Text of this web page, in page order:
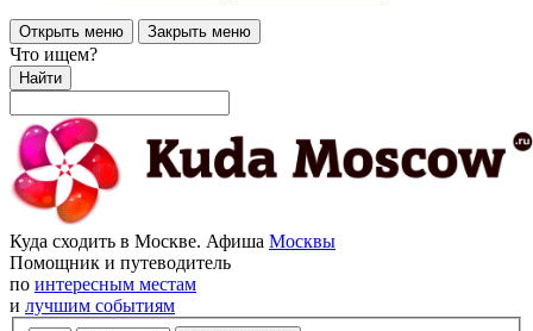
Открыть меню Закрыть меню
Что ищем?
Найти
Куда сходить в Москве. Афиша Москвы
Помощник и путеводитель
по интересным местам
и лучшим событиям